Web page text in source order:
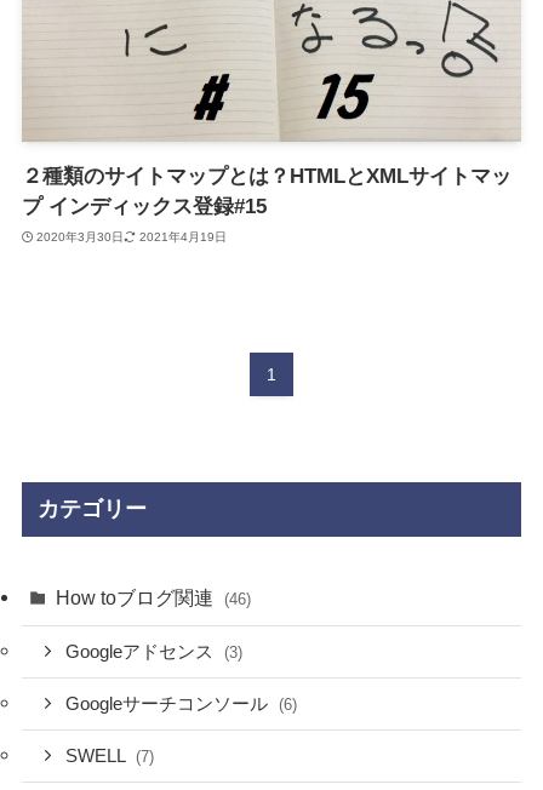
２種類のサイトマップとは？HTMLとXMLサイトマッ
プ インディックス登録#15
2020年3月30日 2021年4月19日
1
カテゴリー
How toブログ関連 (46)
Googleアドセンス (3)
Googleサーチコンソール (6)
SWELL (7)